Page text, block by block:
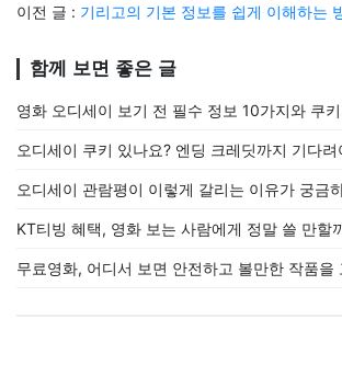
이전 글 : 기리고의 기본 정보를 쉽게 이해하는
함께 보면 좋은 글
영화 오디세이 보기 전 필수 정보 10가지와 쿠
오디세이 쿠키 있나요? 엔딩 크레딧까지 기다려
오디세이 관람평이 이렇게 갈리는 이유가 궁금
KT티빙 혜택, 영화 보는 사람에게 정말 쓸 만할
무료영화, 어디서 보면 안전하고 볼만한 작품을